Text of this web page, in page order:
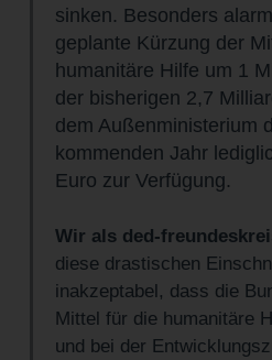
sinken. Besonders
geplante Kürzung der
humanitäre Hilfe um 1
der bisherigen 2,7
dem Außenministerium
kommenden Jahr
Euro zur Verfügung.
Wir als ded-
diese drastischen
inakzeptabel, dass die
Mittel für die humanitäre
und bei der